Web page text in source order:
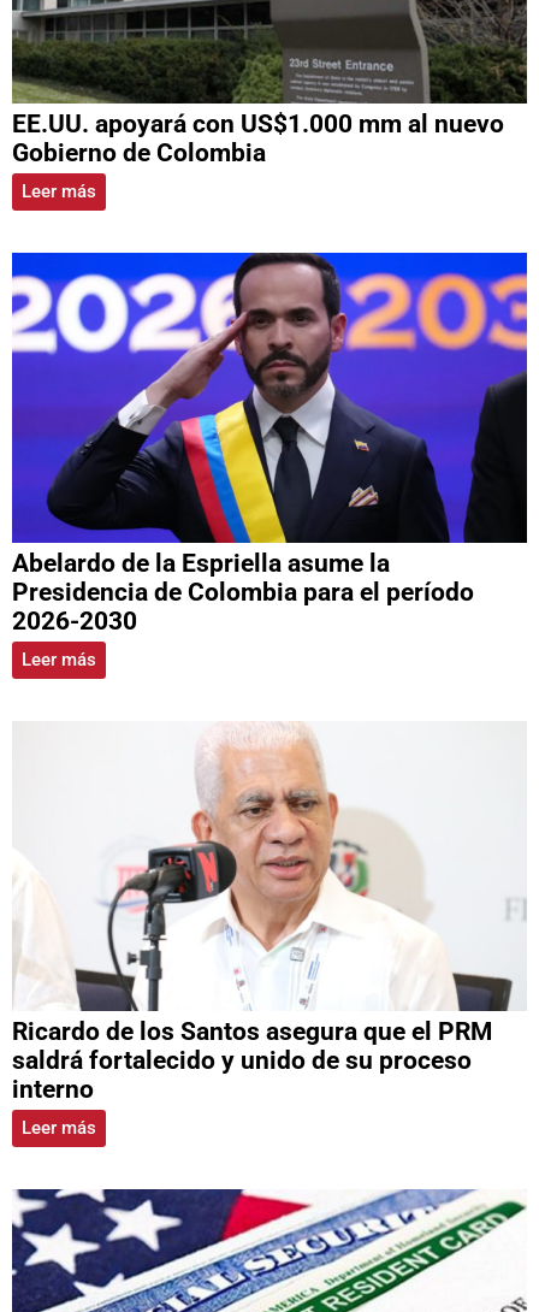
EE.UU. apoyará con US$1.000 mm al nuevo
Gobierno de Colombia
Leer más
Abelardo de la Espriella asume la
Presidencia de Colombia para el período
2026-2030
Leer más
Ricardo de los Santos asegura que el PRM
saldrá fortalecido y unido de su proceso
interno
Leer más